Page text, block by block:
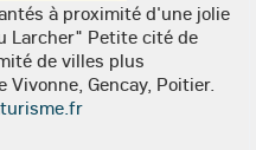
à proximité d'une jolie
Larcher" Petite cité de
de villes plus
Vivonne, Gencay, Poitier.